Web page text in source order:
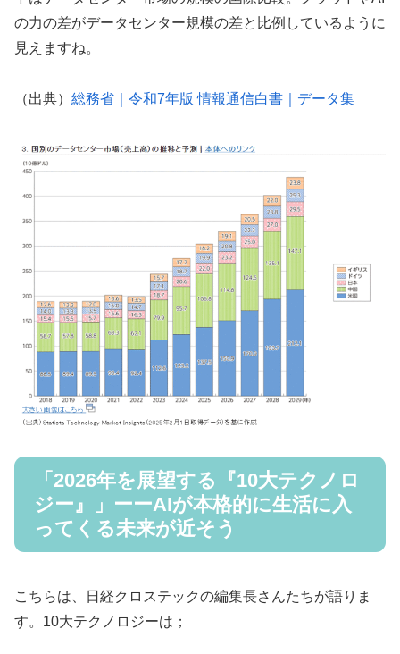
の力の差がデータセンター規模の差と比例しているように
見えますね。
（出典） 総務省｜令和7年版 情報通信白書｜データ集
「2026年を展望する『10大テクノロ
ジー』」ーーAIが本格的に生活に入
ってくる未来が近そう
こちらは、日経クロステックの編集長さんたちが語りま
す。10大テクノロジーは；